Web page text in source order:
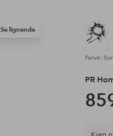
Se lignende
Farve:
PR